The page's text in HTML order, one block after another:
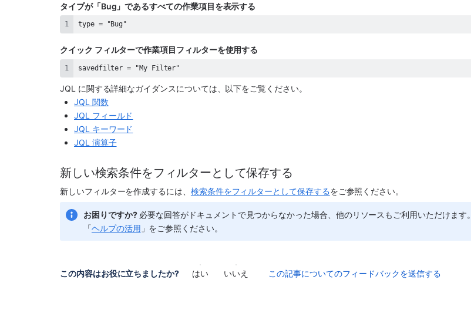
タイプが「Bug」であるすべての作業項目を表示する
type = "Bug"
クイック フィルターで作業項目フィルターを使用する
savedfilter = "My Filter"
JQL に関する詳細なガイダンスについては、以下をご覧ください。
JQL 関数
JQL フィールド
JQL キーワード
JQL 演算子
新しい検索条件をフィルターとして保存する
新しいフィルターを作成するには、 検索条件をフィルターとして保存するをご参照ください。
お困りですか? 必要な回答がドキュメントで見つからなかった場合、他のリソースもご利用いただけます。
「ヘルプの活用 」をご参照ください。
この内容はお役に立ちましたか? はい いいえ この記事についてのフィードバックを送信する